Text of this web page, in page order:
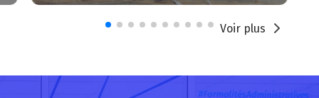
Voir plus